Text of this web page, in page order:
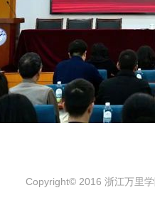
Copyright© 2016 浙江万里